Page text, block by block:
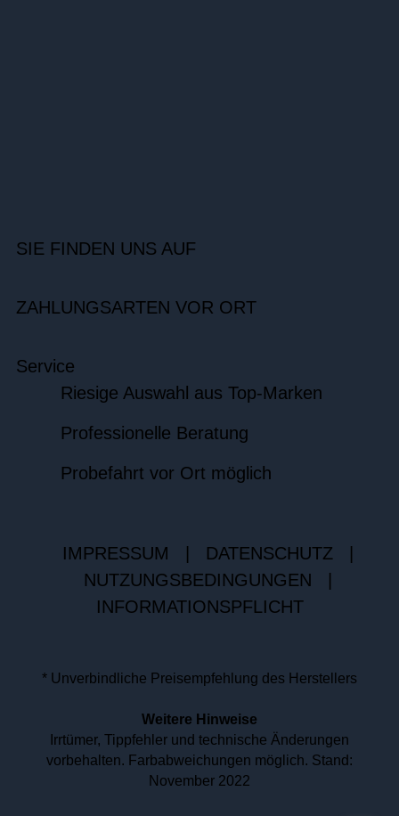
SIE FINDEN UNS AUF
ZAHLUNGSARTEN VOR ORT
Service
Riesige Auswahl aus Top-Marken
Professionelle Beratung
Probefahrt vor Ort möglich
IMPRESSUM DATENSCHUTZ
NUTZUNGSBEDINGUNGEN
INFORMATIONSPFLICHT
* Unverbindliche Preisempfehlung des Herstellers
Weitere Hinweise
Irrtümer, Tippfehler und technische Änderungen
vorbehalten. Farbabweichungen möglich. Stand:
November 2022